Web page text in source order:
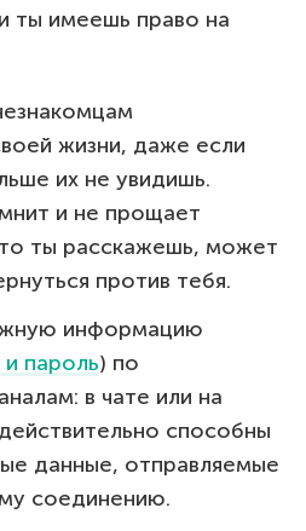
ты имеешь право на
жизни, даже если
их не увидишь.
и не прощает
ты расскажешь, может
против тебя.
информацию
и пароль) по
в чате или на
способны
данные, отправляемые
соединению.